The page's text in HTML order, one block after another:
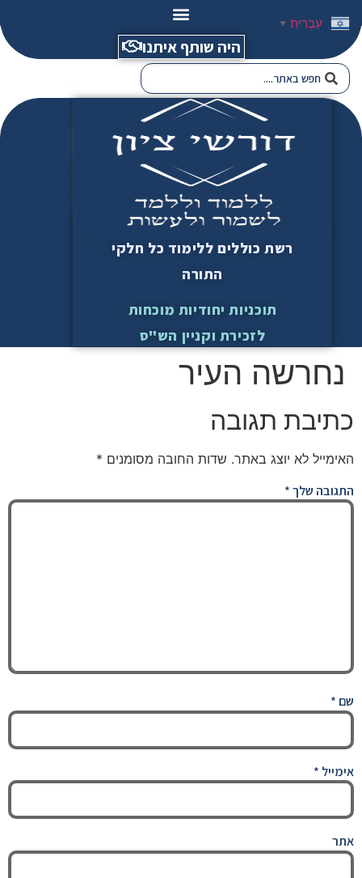
היה שותף איתנו
רשת כוללים ללימוד כל חלקי
התורה
תוכניות יחודיות מוכחות
לזכירת וקניין הש"ס
נחרשה העיר
כתיבת תגובה
האימייל לא יוצג באתר. שדות החובה מסומנים *
התגובה שלך*
שם *
אימייל *
אתר
עִבְרִית ▼